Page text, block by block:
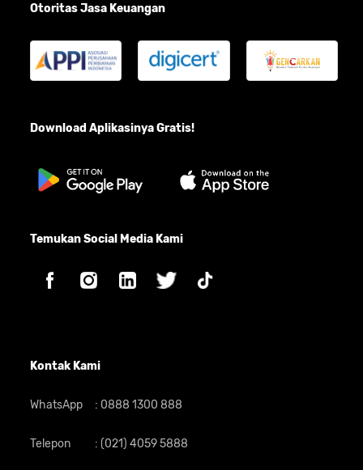
Otoritas Jasa Keuangan
Download Aplikasinya Gratis!
Temukan Social Media Kami
Kontak Kami
WhatsApp : 0888 1300 888
Telepon : (021) 4059 5888